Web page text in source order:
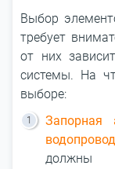
Выбор
требует
от них
системы. На
выборе:
Запорная